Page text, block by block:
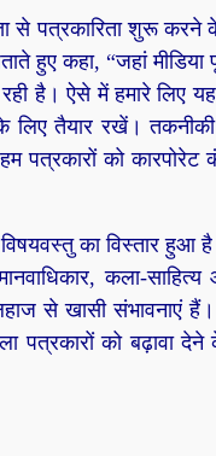
से पत्रकारिता शुरू करने
हुए कहा, “जहां मीडिया
है। ऐसे में हमारे लिए
के लिए तैयार रखें।
को कारपोरेट
का विस्तार हुआ
कला-
से खासी संभावनाएं हैं।
पत्रकारों को बढ़ावा